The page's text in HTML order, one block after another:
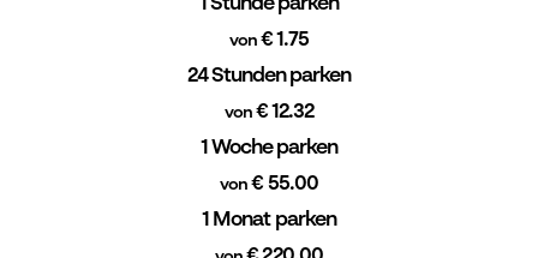
1 Stunde parken
von€ 1.75
24 Stunden parken
von€ 12.32
1 Woche parken
von € 55.00
1 Monat parken